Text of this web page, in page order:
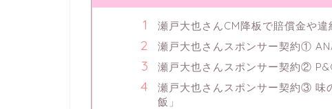
瀬戸大也さんCM降板で賠償金や違
瀬戸大也さんスポンサー契約①
瀬戸大也さんスポンサー契約②
瀬戸大也さんスポンサー契約③ 味
飯」